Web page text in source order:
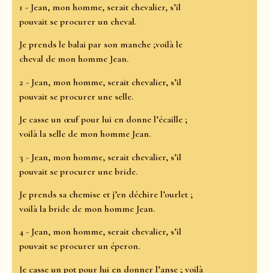
1 - Jean, mon homme, serait chevalier, s’il
pouvait se procurer un cheval.
Je prends le balai par son manche ;voilà le
cheval de mon homme Jean.
2 - Jean, mon homme, serait chevalier, s’il
pouvait se procurer une selle.
Je casse un œuf pour lui en donne l’écaille ;
voilà la selle de mon homme Jean.
3 - Jean, mon homme, serait chevalier, s’il
pouvait se procurer une bride.
Je prends sa chemise et j’en déchire l’ourlet ;
voilà la bride de mon homme Jean.
4 - Jean, mon homme, serait chevalier, s’il
pouvait se procurer un éperon.
Je casse un pot pour lui en donner l’anse ; voilà